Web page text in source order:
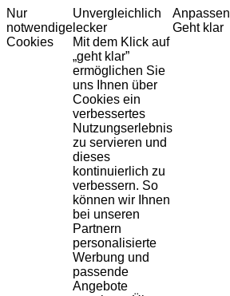
Nur
notwendige
Cookies
Unvergleichlich
lecker
Mit dem Klick auf
„geht klar”
ermöglichen Sie
uns Ihnen über
Cookies ein
verbessertes
Nutzungserlebnis
zu servieren und
dieses
kontinuierlich zu
verbessern. So
können wir Ihnen
bei unseren
Partnern
personalisierte
Werbung und
passende
Angebote
Anpassen
Geht klar